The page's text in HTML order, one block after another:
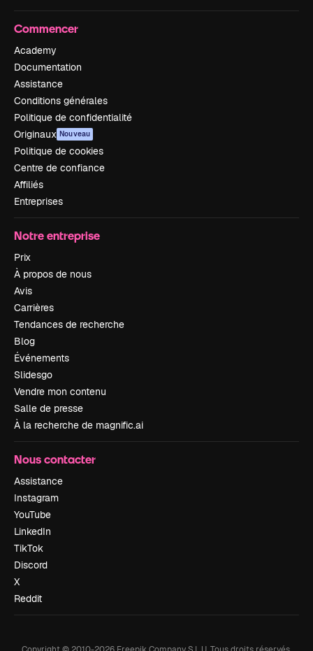
Commencer
Academy
Documentation
Assistance
Conditions générales
Politique de confidentialité
Originaux Nouveau
Politique de cookies
Centre de confiance
Affiliés
Entreprises
Notre entreprise
Prix
À propos de nous
Avis
Carrières
Tendances de recherche
Blog
Événements
Slidesgo
Vendre mon contenu
Salle de presse
À la recherche de magnific.ai
Nous contacter
Assistance
Instagram
YouTube
LinkedIn
TikTok
Discord
X
Reddit